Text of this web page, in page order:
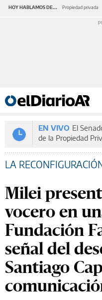
HOY HABLAMOS DE... Propiedad privada
EN VIVO El
de la Propiedad
LA
Milei
vocero en
Fundación
señal del
Santiago